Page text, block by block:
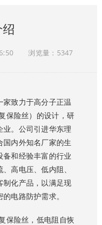
浏览量：5347
致力于高分子正温
保险丝）的设计，研
。公司引进华东理
内外知名厂家的生
和经验丰富的行业
高电压、低内阻、
制化产品，以满足现
电路防护需求。
保险丝，低电阻自恢